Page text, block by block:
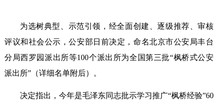
为选树典型、示范引领，经全面创建、逐级推荐、审核
评议和社会公示，公安部日前决定，命名北京市公安局丰台
分局西罗园派出所等100个派出所为全国第三批“枫桥式公安
派出所”（详细名单附后）。
决定指出，今年是毛泽东同志批示学习推广“枫桥经验”60